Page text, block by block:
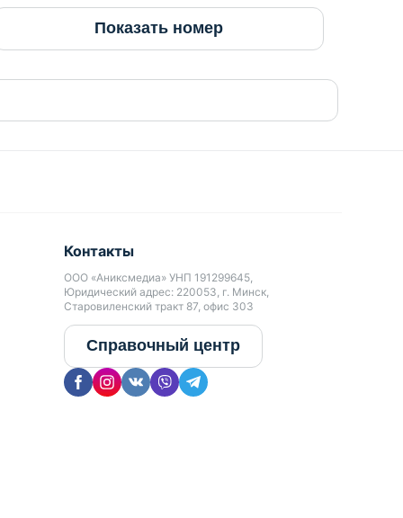
Показать номер
Контакты
ООО «Аниксмедиа» УНП 191299645,
Юридический адрес: 220053, г. Минск,
Старовиленский тракт 87, офис 303
Справочный центр